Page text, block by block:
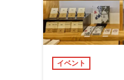
イベント